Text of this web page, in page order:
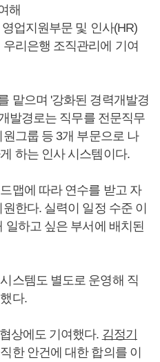
해
업지원부문 및 인사(HR)
리은행 조직관리에 기여
맡으며 '강화된 경력개발경
발경로는 직무를 전문직무
그룹 등 3개 부문으로 나
하는 인사 시스템이다.
맵에 따라 연수를 받고 자
한다. 실력이 일정 수준 이
일하고 싶은 부서에 배치된
스템도 별도로 운영해 직
다.
상에도 기여했다. 김정기
한 안건에 대한 합의를 이